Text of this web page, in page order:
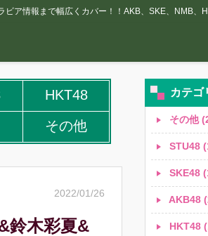
ア情報まで幅広くカバー！！AKB、SKE、NMB、
HKT48
その他
2022/01/26
鈴木彩夏&
カテゴ
その他
STU48
SKE48
AKB48
HKT48